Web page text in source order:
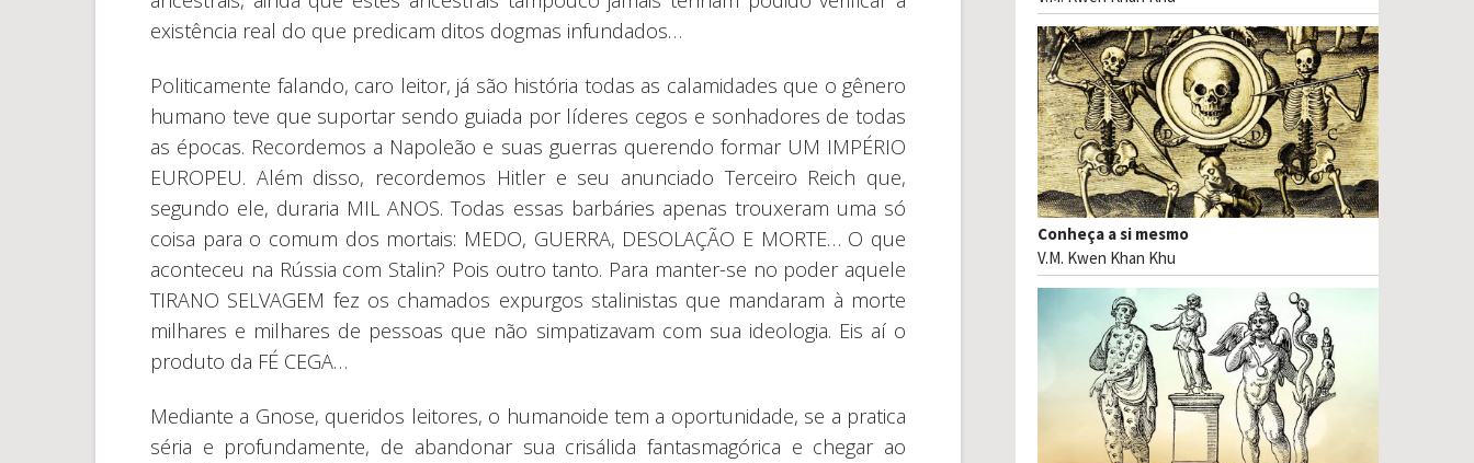
existência real do que predicam ditos dogmas infundados…
Politicamente falando, caro leitor, já são história todas as calamidades que o gênero
humano teve que suportar sendo guiada por líderes cegos e sonhadores de todas
as épocas. Recordemos a Napoleão e suas guerras querendo formar UM IMPÉRIO
EUROPEU. Além disso, recordemos Hitler e seu anunciado Terceiro Reich que,
segundo ele, duraria MIL ANOS. Todas essas barbáries apenas trouxeram uma só
coisa para o comum dos mortais: MEDO, GUERRA, DESOLAÇÃO E MORTE… O que
aconteceu na Rússia com Stalin? Pois outro tanto. Para manter-se no poder aquele
TIRANO SELVAGEM fez os chamados expurgos stalinistas que mandaram à morte
milhares e milhares de pessoas que não simpatizavam com sua ideologia. Eis aí o
produto da FÉ CEGA…
Mediante a Gnose, queridos leitores, o humanoide tem a oportunidade, se a pratica
séria e profundamente, de abandonar sua crisálida fantasmagórica e chegar ao
Conheça a si mesmo
V.M. Kwen Khan Khu